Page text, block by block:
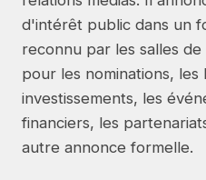
d'intérêt public dans un
reconnu par les salles
pour les nominations, les
investissements, les
financiers, les
autre annonce formelle.